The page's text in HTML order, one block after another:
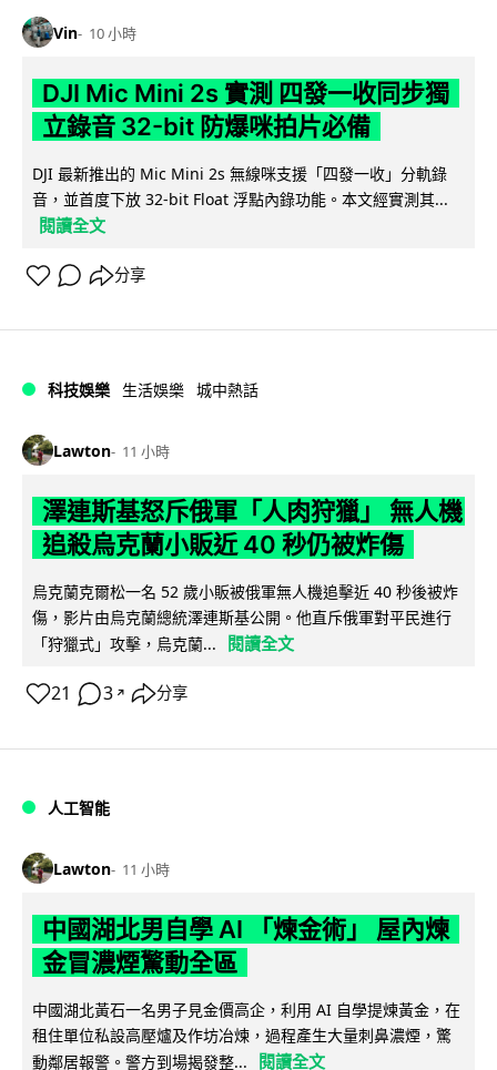
Vin 10 小時
DJI Mic Mini 2s 實測 四發一收同步獨
立錄音 32-bit 防爆咪拍片必備
DJI 最新推出的 Mic Mini 2s 無線咪支援「四發一收」分軌錄
音，並首度下放 32-bit Float 浮點內錄功能。本文經實測其...
閱讀全文
分享
科技娛樂 生活娛樂 城中熱話
Lawton 11 小時
澤連斯基怒斥俄軍「人肉狩獵」 無人機
追殺烏克蘭小販近 40 秒仍被炸傷
烏克蘭克爾松一名 52 歲小販被俄軍無人機追擊近 40 秒後被炸
傷，影片由烏克蘭總統澤連斯基公開。他直斥俄軍對平民進行
「狩獵式」攻擊，烏克蘭...
閱讀全文
21 3 ↗ 分享
人工智能
Lawton 11 小時
中國湖北男自學 AI 「煉金術」 屋內煉
金冒濃煙驚動全區
中國湖北黃石一名男子見金價高企，利用 AI 自學提煉黃金，在
租住單位私設高壓爐及作坊冶煉，過程產生大量刺鼻濃煙，驚
動鄰居報警。警方到場揭發整...
閱讀全文